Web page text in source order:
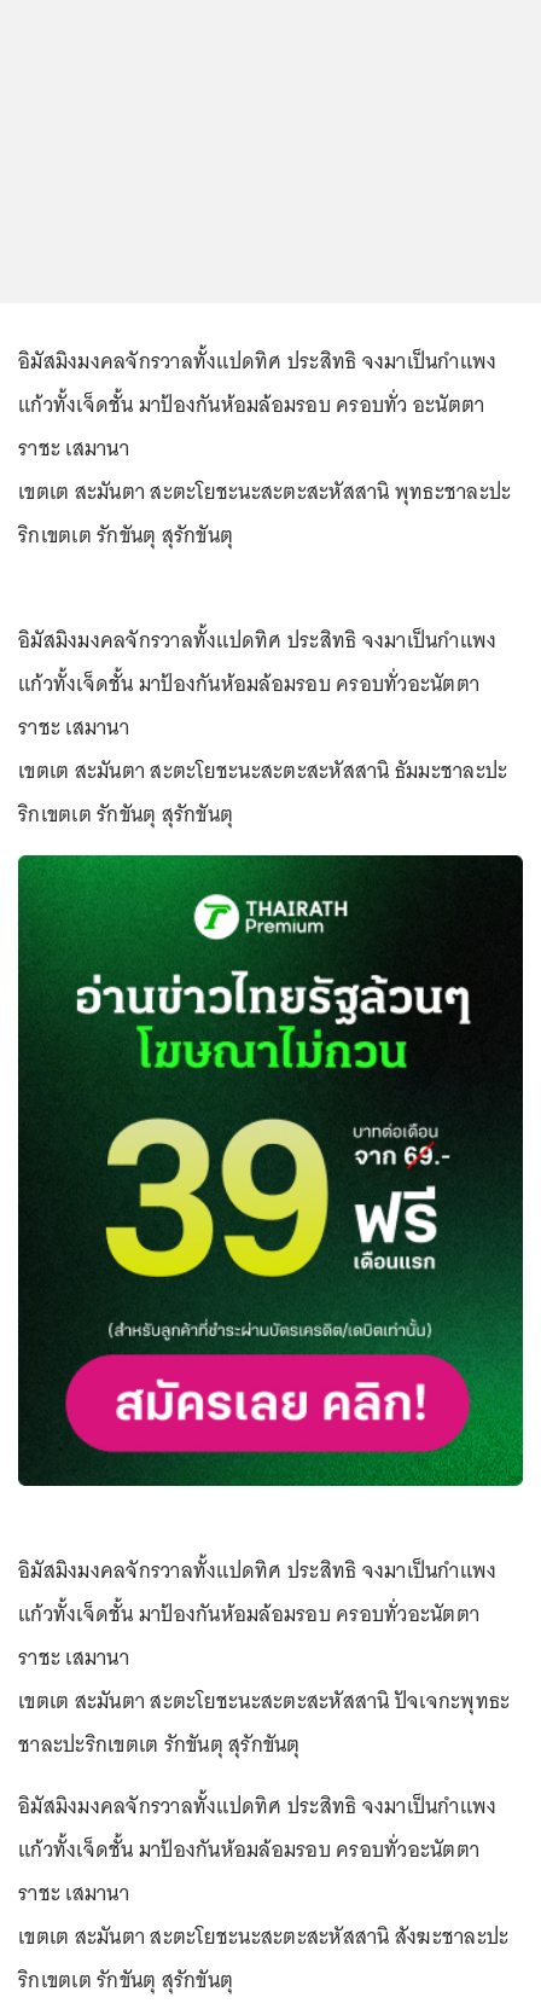
อิมัสมิงมงคลจักรวาลทั้งแปดทิศ ประสิทธิ จงมาเป็นกำแพง
แก้วทั้งเจ็ดชั้น มาป้องกันห้อมล้อมรอบ ครอบทั่ว อะนัตตา
ราชะ เสมานา
เขตเต สะมันตา สะตะโยชะนะสะตะสะหัสสานิ พุทธะชาละปะ
ริกเขตเต รักขันตุ สุรักขันตุ
อิมัสมิงมงคลจักรวาลทั้งแปดทิศ ประสิทธิ จงมาเป็นกำแพง
แก้วทั้งเจ็ดชั้น มาป้องกันห้อมล้อมรอบ ครอบทั่วอะนัตตา
ราชะ เสมานา
เขตเต สะมันตา สะตะโยชะนะสะตะสะหัสสานิ ธัมมะชาละปะ
ริกเขตเต รักขันตุ สุรักขันตุ
อิมัสมิงมงคลจักรวาลทั้งแปดทิศ ประสิทธิ จงมาเป็นกำแพง
แก้วทั้งเจ็ดชั้น มาป้องกันห้อมล้อมรอบ ครอบทั่วอะนัตตา
ราชะ เสมานา
เขตเต สะมันตา สะตะโยชะนะสะตะสะหัสสานิ ปัจเจกะพุทธะ
ชาละปะริกเขตเต รักขันตุ สุรักขันตุ
อิมัสมิงมงคลจักรวาลทั้งแปดทิศ ประสิทธิ จงมาเป็นกำแพง
แก้วทั้งเจ็ดชั้น มาป้องกันห้อมล้อมรอบ ครอบทั่วอะนัตตา
ราชะ เสมานา
เขตเต สะมันตา สะตะโยชะนะสะตะสะหัสสานิ สังฆะชาละปะ
ริกเขตเต รักขันตุ สุรักขันตุ